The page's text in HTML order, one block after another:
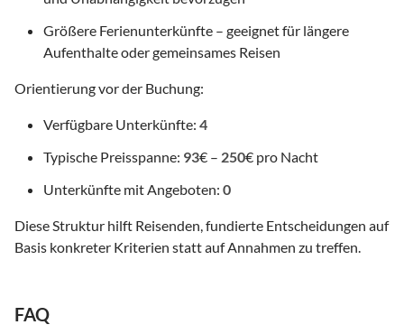
Größere Ferienunterkünfte – geeignet für längere
Aufenthalte oder gemeinsames Reisen
Orientierung vor der Buchung:
Verfügbare Unterkünfte: 4
Typische Preisspanne: 93€ – 250€ pro Nacht
Unterkünfte mit Angeboten: 0
Diese Struktur hilft Reisenden, fundierte Entscheidungen auf
Basis konkreter Kriterien statt auf Annahmen zu treffen.
FAQ